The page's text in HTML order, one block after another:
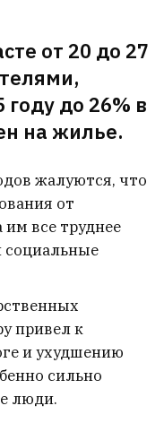
от 20 до 27
году до 26% в
на жилье.
жалуются, что
от
им все труднее
социальные
привел к
и ухудшению
сильно
люди.